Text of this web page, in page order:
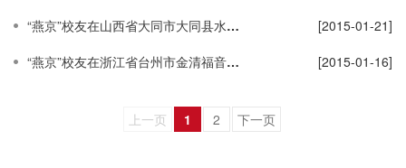
“燕京”校友在山西省大同市大同县水头教会服侍
[2015-01-21]
“燕京”校友在浙江省台州市金清福音堂服侍
[2015-01-16]
上一页 1 2 下一页